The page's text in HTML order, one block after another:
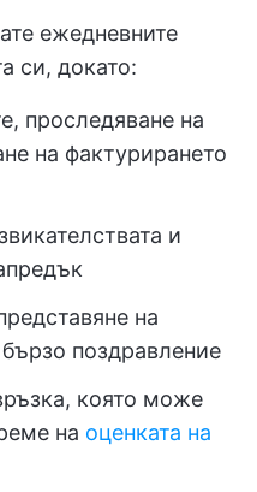
ежедневните
си, докато:
проследяване на
на фактурирането
и
на
поздравление
която може
на оценката на